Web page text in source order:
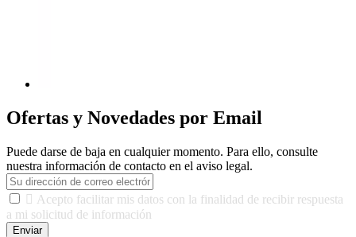
Ofertas y Novedades por Email
Puede darse de baja en cualquier momento. Para ello, consulte
nuestra información de contacto en el aviso legal.
 Acepto facilitar mis datos con la finalidad de recibir respuesta
a mi solicitud de información
Enviar